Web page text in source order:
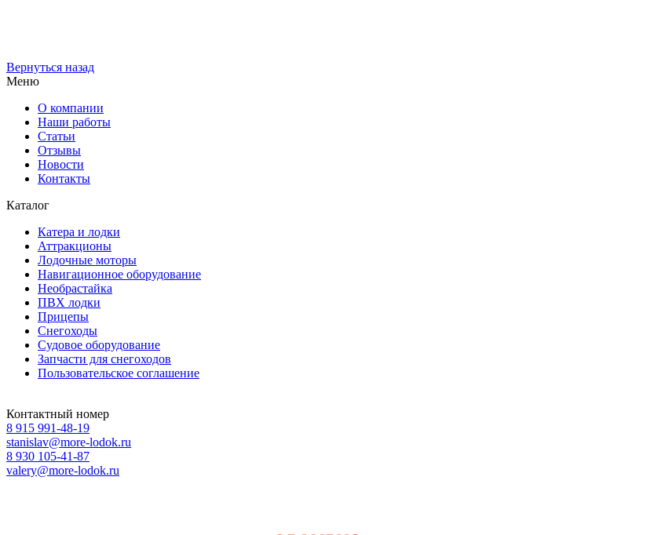
Вернуться назад
Меню
О компании
Наши работы
Статьи
Отзывы
Новости
Контакты
Каталог
Катера и лодки
Аттракционы
Лодочные моторы
Навигационное оборудование
Необрастайка
ПВХ лодки
Прицепы
Снегоходы
Судовое оборудование
Запчасти для снегоходов
Пользовательское соглашение
Контактный номер
8 915 991-48-19
stanislav@more-lodok.ru
8 930 105-41-87
valery@more-lodok.ru